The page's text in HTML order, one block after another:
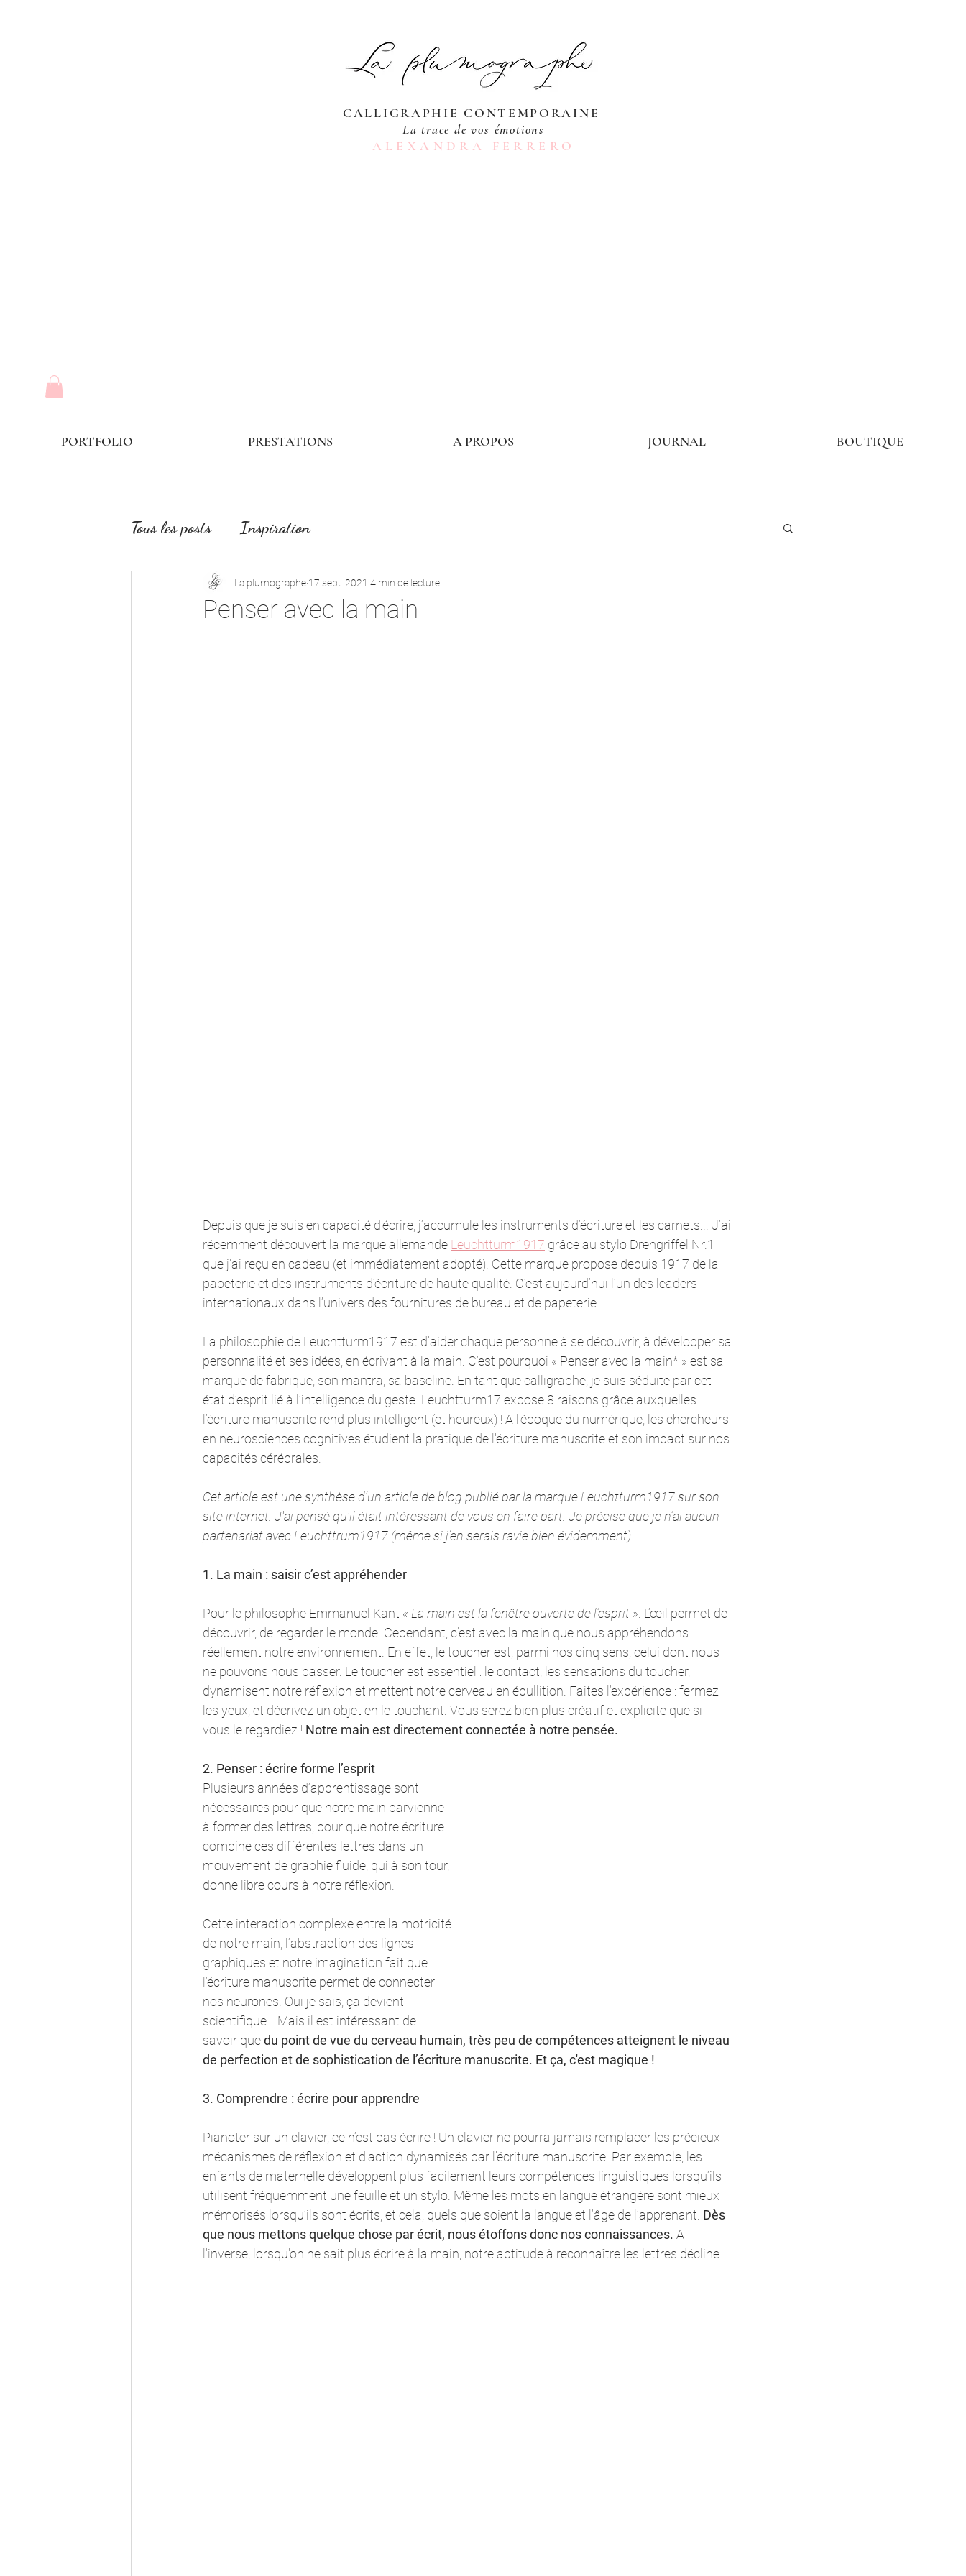
CALLIGRAPHIE CONTEMPORAINE
La trace de vos émotions
ALEXANDRA FERRERO
PORTFOLIO PRESTATIONS A PROPOS JOURNAL BOUTIQUE
Tous les posts Inspiration
Penser avec la main
La plumographe 17 sept. 2021 4 min de lecture
Depuis que je suis en capacité d'écrire, j’accumule les instruments d’écriture et les carnets... J’ai
récemment découvert la marque allemande Leuchtturm1917 grâce au stylo Drehgriffel Nr.1
que j'ai reçu en cadeau (et immédiatement adopté). Cette marque propose depuis 1917 de la
papeterie et des instruments d’écriture de haute qualité. C’est aujourd’hui l’un des leaders
internationaux dans l’univers des fournitures de bureau et de papeterie.
La philosophie de Leuchtturm1917 est d’aider chaque personne à se découvrir, à développer sa
personnalité et ses idées, en écrivant à la main. C’est pourquoi « Penser avec la main* » est sa
marque de fabrique, son mantra, sa baseline. En tant que calligraphe, je suis séduite par cet
état d’esprit lié à l’intelligence du geste. Leuchtturm17 expose 8 raisons grâce auxquelles
l’écriture manuscrite rend plus intelligent (et heureux) ! A l'époque du numérique, les chercheurs
en neurosciences cognitives étudient la pratique de l'écriture manuscrite et son impact sur nos
capacités cérébrales.
Cet article est une synthèse d’un article de blog publié par la marque Leuchtturm1917 sur son
site internet. J'ai pensé qu'il était intéressant de vous en faire part. Je précise que je n’ai aucun
partenariat avec Leuchttrum1917 (même si j’en serais ravie bien évidemment).
1. La main : saisir c’est appréhender
Pour le philosophe Emmanuel Kant « La main est la fenêtre ouverte de l’esprit ». L’œil permet de
découvrir, de regarder le monde. Cependant, c’est avec la main que nous appréhendons
réellement notre environnement. En effet, le toucher est, parmi nos cinq sens, celui dont nous
ne pouvons nous passer. Le toucher est essentiel : le contact, les sensations du toucher,
dynamisent notre réflexion et mettent notre cerveau en ébullition. Faites l’expérience : fermez
les yeux, et décrivez un objet en le touchant. Vous serez bien plus créatif et explicite que si
vous le regardiez ! Notre main est directement connectée à notre pensée.
2. Penser : écrire forme l’esprit
Plusieurs années d’apprentissage sont
nécessaires pour que notre main parvienne
à former des lettres, pour que notre écriture
combine ces différentes lettres dans un
mouvement de graphie fluide, qui à son tour,
donne libre cours à notre réflexion.
Cette interaction complexe entre la motricité
de notre main, l’abstraction des lignes
graphiques et notre imagination fait que
l’écriture manuscrite permet de connecter
nos neurones. Oui je sais, ça devient
scientifique… Mais il est intéressant de
savoir que du point de vue du cerveau humain, très peu de compétences atteignent le niveau
de perfection et de sophistication de l’écriture manuscrite. Et ça, c'est magique !
3. Comprendre : écrire pour apprendre
Pianoter sur un clavier, ce n’est pas écrire ! Un clavier ne pourra jamais remplacer les précieux
mécanismes de réflexion et d’action dynamisés par l’écriture manuscrite. Par exemple, les
enfants de maternelle développent plus facilement leurs compétences linguistiques lorsqu‘ils
utilisent fréquemment une feuille et un stylo. Même les mots en langue étrangère sont mieux
mémorisés lorsqu’ils sont écrits, et cela, quels que soient la langue et l’âge de l’apprenant. Dès
que nous mettons quelque chose par écrit, nous étoffons donc nos connaissances. A
l'inverse, lorsqu'on ne sait plus écrire à la main, notre aptitude à reconnaître les lettres décline.